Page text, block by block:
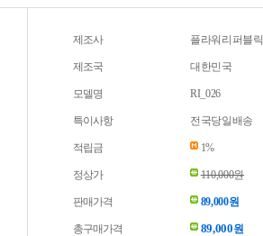
제조사 플라워리퍼블릭
제조국 대한민국
모델명 RI_026
특이사항 전국당일배송
적립금 1%
정상가 110,000원
판매가격 89,000원
총구매가격 89,000원